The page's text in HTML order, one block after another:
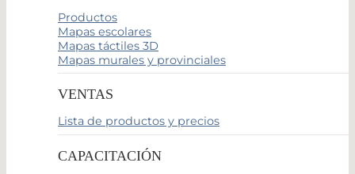
Productos
Mapas escolares
Mapas táctiles 3D
Mapas murales y provinciales
VENTAS
Lista de productos y precios
CAPACITACIÓN